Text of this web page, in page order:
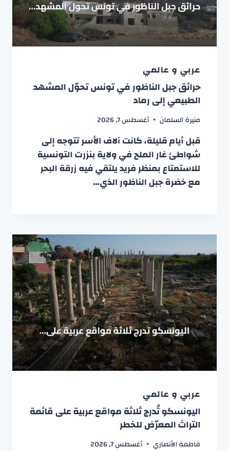
عربي و عالمي
حرائق جبل الناظور في تونس تحوّل المشهد
الطبيعي إلى رماد
منيرة السلمان أغسطس 7, 2026
قبل أيام قليلة، كانت آلاف الأسر تتوجه إلى
شواطئ غار الملح في ولاية بنزرت التونسية
للاستمتاع بمنظر فريد يلتقي فيه زرقة البحر
مع خضرة جبل الناظور الذي…
عربي و عالمي
اليونسكو تُدرج ثلاثة مواقع عربية على قائمة
التراث المعرّض للخطر
فاطمة الأنصاري أغسطس 7, 2026